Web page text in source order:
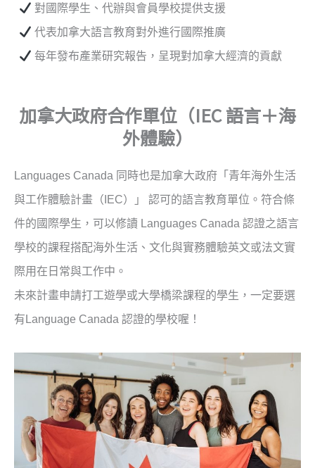
對國際學生、代辦與會員學校提供支援
代表加拿大語言教育對外進行國際推廣
每年發布產業研究報告，呈現對加拿大經濟的貢獻
加拿大政府合作單位（IEC 語言＋海
外體驗）
Languages Canada 同時也是加拿大政府「青年海外生活
與工作體驗計畫（IEC）」 認可的語言教育單位。符合條
件的國際學生，可以修讀 Languages Canada 認證之語言
學校的課程搭配海外生活、文化與實務體驗英文或法文實
際用在日常與工作中。
未來計畫申請打工遊學或大學橋梁課程的學生，一定要選
有Language Canada 認證的學校喔！